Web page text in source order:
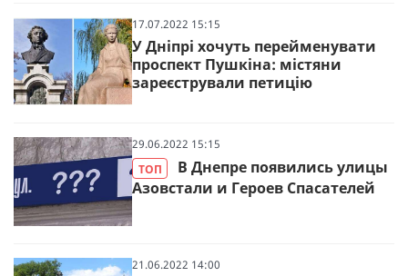
17.07.2022 15:15
У Дніпрі хочуть перейменувати
проспект Пушкіна: містяни
зареєстрували петицію
29.06.2022 15:15
ТОП
В Днепре появились улицы
Азовстали и Героев Спасателей
21.06.2022 14:00